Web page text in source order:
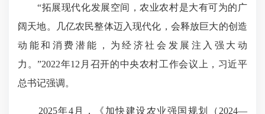
“拓展现代化发展空间，农业农村是大有可为的广
阔天地。几亿农民整体迈入现代化，会释放巨大的创造
动能和消费潜能，为经济社会发展注入强大动
力。”2022年12月召开的中央农村工作会议上，习近平
总书记强调。
2025年4月，《加快建设农业强国规划（2024—